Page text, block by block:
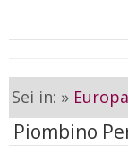
Sei in: » Europa
Piombino